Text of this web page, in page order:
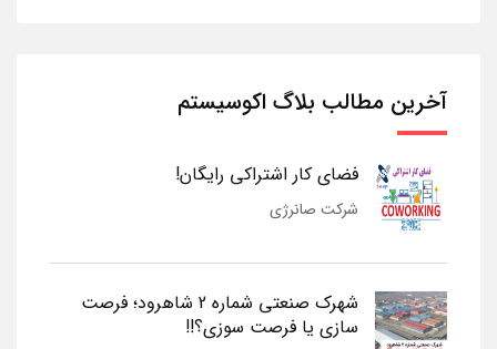
آخرین مطالب بلاگ اکوسیستم
فضای کار اشتراکی رایگان!
شرکت صانرژی
شهرک صنعتی شماره 2 شاهرود؛ فرصت
سازی یا فرصت سوزی؟!!